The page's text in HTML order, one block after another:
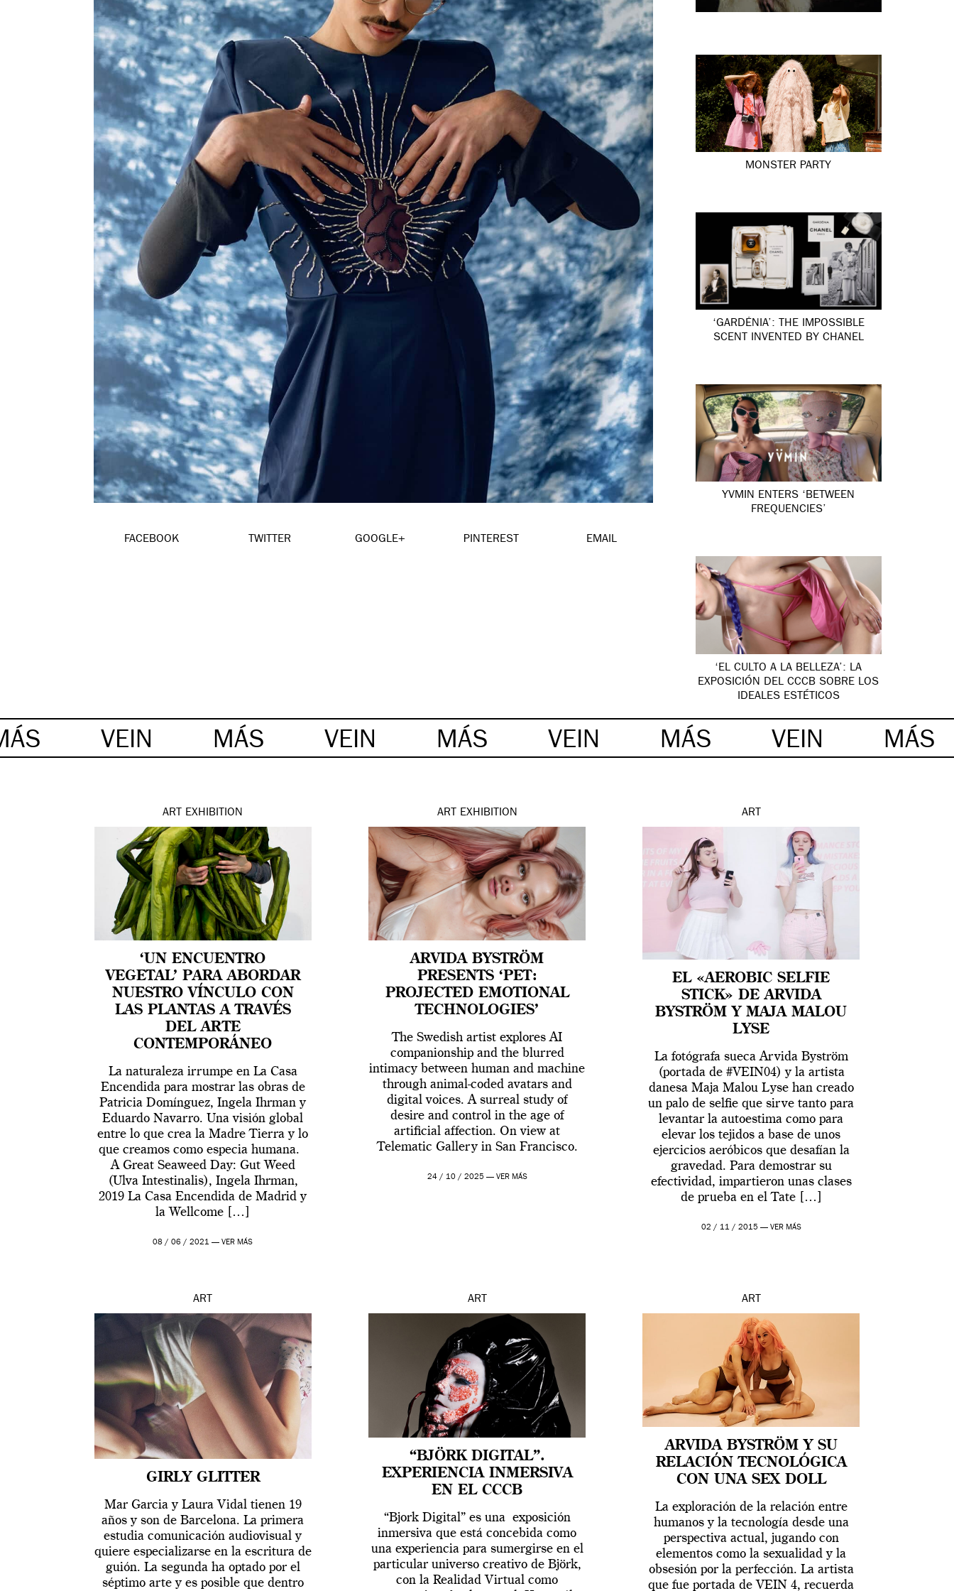
FACEBOOK TWITTER GOOGLE+ PINTEREST EMAIL
MONSTER PARTY
‘GARDÉNIA’: THE IMPOSSIBLE
SCENT INVENTED BY CHANEL
YVMIN ENTERS ‘BETWEEN
FREQUENCIES’
‘EL CULTO A LA BELLEZA’: LA
EXPOSICIÓN DEL CCCB SOBRE LOS
IDEALES ESTÉTICOS
VEIN MÁS VEIN MÁS VEIN MÁS VEIN MÁS
ART EXHIBITION
‘UN ENCUENTRO
VEGETAL’ PARA ABORDAR
NUESTRO VÍNCULO CON
LAS PLANTAS A TRAVÉS
DEL ARTE
CONTEMPORÁNEO
La naturaleza irrumpe en La Casa
Encendida para mostrar las obras de
Patricia Domínguez, Ingela Ihrman y
Eduardo Navarro. Una visión global
entre lo que crea la Madre Tierra y lo
que creamos como especia humana.
A Great Seaweed Day: Gut Weed
(Ulva Intestinalis), Ingela Ihrman,
2019 La Casa Encendida de Madrid y
la Wellcome […]
08 / 06 / 2021 —VER MÁS
ART EXHIBITION
ARVIDA BYSTRÖM
PRESENTS ‘PET:
PROJECTED EMOTIONAL
TECHNOLOGIES’
The Swedish artist explores AI
companionship and the blurred
intimacy between human and machine
through animal-coded avatars and
digital voices. A surreal study of
desire and control in the age of
artificial affection. On view at
Telematic Gallery in San Francisco.
24 / 10 / 2025 — VER MÁS
ART
EL «AEROBIC SELFIE
STICK» DE ARVIDA
BYSTRÖM Y MAJA MALOU
LYSE
La fotógrafa sueca Arvida Byström
(portada de #VEIN04) y la artista
danesa Maja Malou Lyse han creado
un palo de selfie que sirve tanto para
levantar la autoestima como para
elevar los tejidos a base de unos
ejercicios aeróbicos que desafían la
gravedad. Para demostrar su
efectividad, impartieron unas clases
de prueba en el Tate […]
02 / 11 / 2015 — VER MÁS
ART
GIRLY GLITTER
Mar Garcia y Laura Vidal tienen 19
años y son de Barcelona. La primera
estudia comunicación audiovisual y
quiere especializarse en la escritura de
guión. La segunda ha optado por el
séptimo arte y es posible que dentro
ART
“BJÖRK DIGITAL”.
EXPERIENCIA INMERSIVA
EN EL CCCB
“Bjork Digital” es una exposición
inmersiva que está concebida como
una experiencia para sumergirse en el
particular universo creativo de Björk,
con la Realidad Virtual como
ART
ARVIDA BYSTRÖM Y SU
RELACIÓN TECNOLÓGICA
CON UNA SEX DOLL
La exploración de la relación entre
humanos y la tecnología desde una
perspectiva actual, jugando con
elementos como la sexualidad y la
obsesión por la perfección. La artista
que fue portada de VEIN 4, recuerda